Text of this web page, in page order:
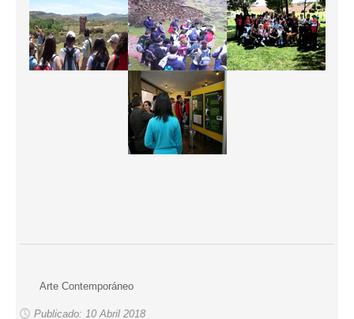
Arte Contemporáneo
Publicado: 10 Abril 2018